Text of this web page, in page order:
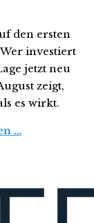
den ersten
investiert
jetzt neu
zeigt,
es wirkt.
…